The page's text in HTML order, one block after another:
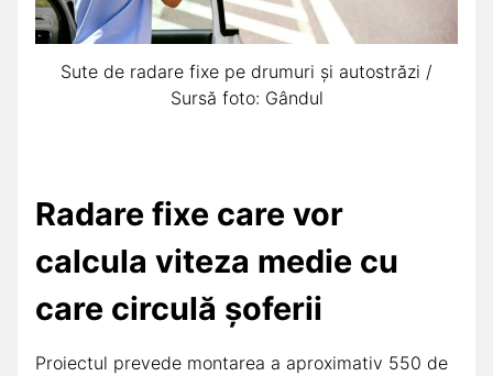
Sute de radare fixe pe drumuri și autostrăzi /
Sursă foto: Gândul
Radare fixe care vor
calcula viteza medie cu
care circulă șoferii
Proiectul prevede montarea a aproximativ 550 de